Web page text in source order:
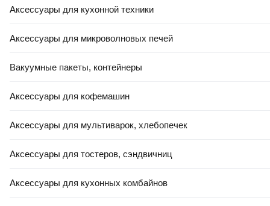
Аксессуары для кухонной техники
Аксессуары для микроволновых печей
Вакуумные пакеты, контейнеры
Аксессуары для кофемашин
Аксессуары для мультиварок, хлебопечек
Аксессуары для тостеров, сэндвичниц
Аксессуары для кухонных комбайнов